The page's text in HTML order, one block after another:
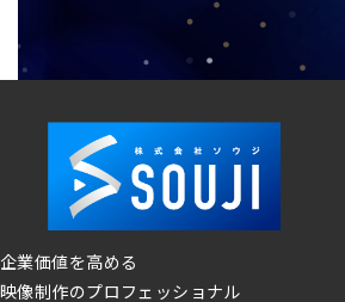
企業価値を高める
映像制作のプロフェッショナル